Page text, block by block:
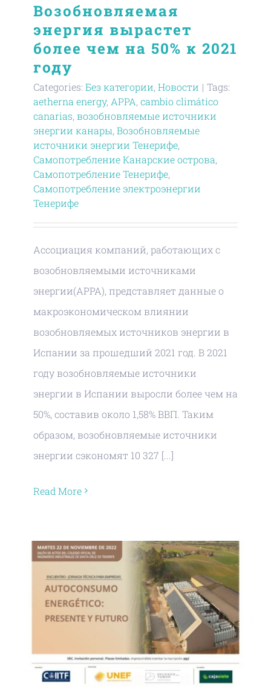
Возобновляемая
энергия вырастет
более чем на 50% к 2021
году
Categories: Без категории, Новости | Tags:
aetherna energy, APPA, cambio climático
canarias, возобновляемые источники
энергии канары, Возобновляемые
источники энергии Тенерифе,
Самопотребление Канарские острова,
Самопотребление Тенерифе,
Самопотребление электроэнергии
Тенерифе
Ассоциация компаний, работающих с
возобновляемыми источниками
энергии(APPA), представляет данные о
макроэкономическом влиянии
возобновляемых источников энергии в
Испании за прошедший 2021 год. В 2021
году возобновляемые источники
энергии в Испании выросли более чем на
50%, составив около 1,58% ВВП. Таким
образом, возобновляемые источники
энергии сэкономят 10 327 [...]
Read More